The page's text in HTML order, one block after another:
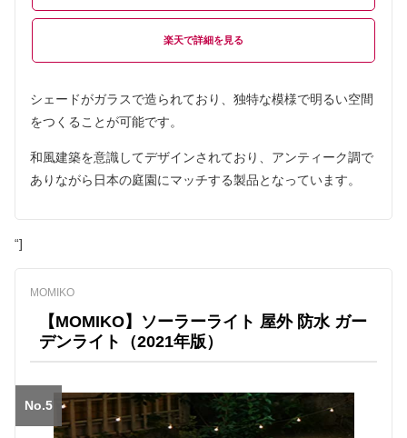
楽天
シェードがガラスで造られており、独特な模様で明るい空間
をつくることが可能です。
和風建築を意識してデザインされており、アンティーク調で
ありながら日本の庭園にマッチする製品となっています。
“]
MOMIKO
【MOMIKO】ソーラーライト 屋外 防水 ガー
デンライト（2021年版）
No.5